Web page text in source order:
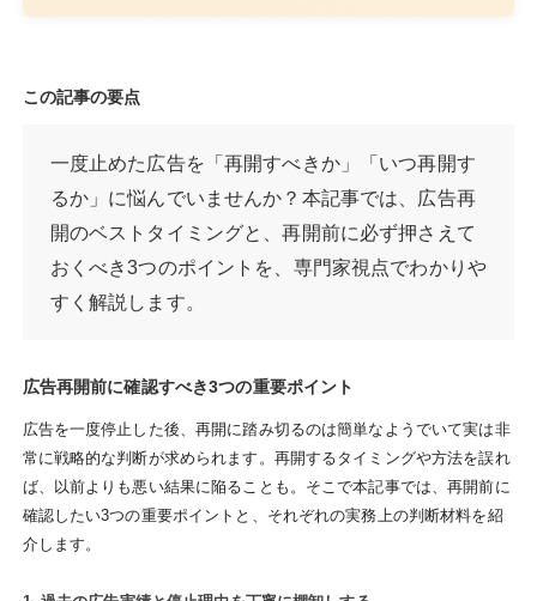
この記事の要点
一度止めた広告を「再開すべきか」「いつ再開す
るか」に悩んでいませんか？本記事では、広告再
開のベストタイミングと、再開前に必ず押さえて
おくべき3つのポイントを、専門家視点でわかりや
すく解説します。
広告再開前に確認すべき3つの重要ポイント
広告を一度停止した後、再開に踏み切るのは簡単なようでいて実は非
常に戦略的な判断が求められます。再開するタイミングや方法を誤れ
ば、以前よりも悪い結果に陥ることも。そこで本記事では、再開前に
確認したい3つの重要ポイントと、それぞれの実務上の判断材料を紹
介します。